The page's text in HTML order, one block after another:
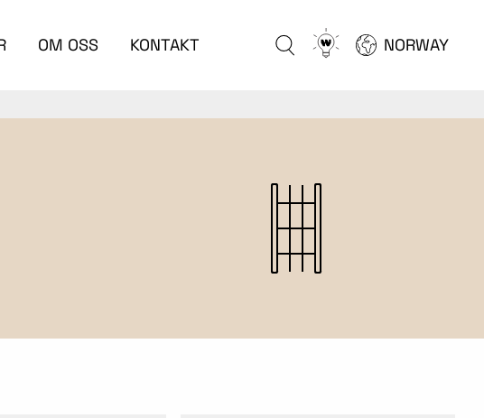
OM OSS KONTAKT
Go
to
NORWAY